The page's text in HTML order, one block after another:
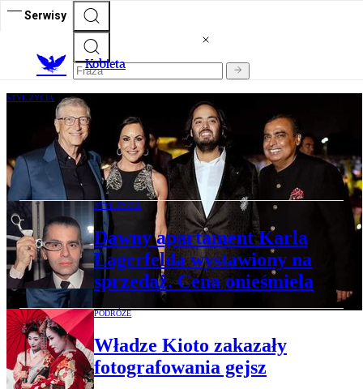
Serwisy
Kobieta
STYL ŻYCIA
Najbogatszy człowiek w Azji żeni syna.
Na przyjęciu rozpoczynającym celebrację
wystąpiła Rihanna
STYL ŻYCIA
Dawny apartament Karla
Lagerfelda wystawiony na
sprzedaż. Cena onieśmiela
PODRÓŻE
Władze Kioto zakazały
fotografowania gejsz